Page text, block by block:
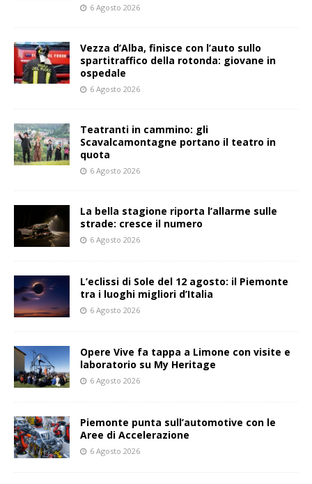
6 Agosto 2026
Vezza d’Alba, finisce con l’auto sullo
spartitraffico della rotonda: giovane in
ospedale
6 Agosto 2026
Teatranti in cammino: gli
Scavalcamontagne portano il teatro in
quota
6 Agosto 2026
La bella stagione riporta l’allarme sulle
strade: cresce il numero
6 Agosto 2026
L’eclissi di Sole del 12 agosto: il Piemonte
tra i luoghi migliori d’Italia
6 Agosto 2026
Opere Vive fa tappa a Limone con visite e
laboratorio su My Heritage
6 Agosto 2026
Piemonte punta sull’automotive con le
Aree di Accelerazione
6 Agosto 2026